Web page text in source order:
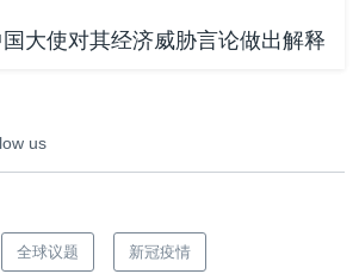
大使对其经济威胁言论做出解释
us
全球议题 新冠疫情